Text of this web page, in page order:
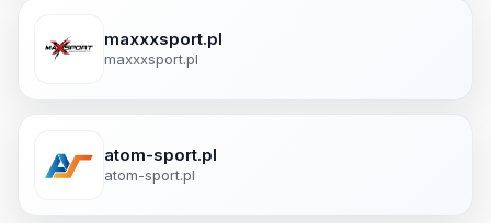
maxxxsport.pl
maxxxsport.pl
atom-sport.pl
atom-sport.pl